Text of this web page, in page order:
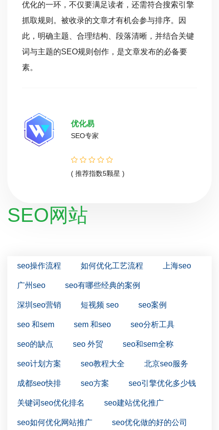
优化的一环，不仅要满足读者，还需符合搜索引擎
抓取规则。被收录的文章才有机会参与排序。因
此，明确主题、合理结构、段落清晰，并结合关键
词与主题的SEO规则创作，是文章发布的必备要
素。
优化易
SEO专家
( 推荐指数5颗星 )
SEO网站
seo操作流程 如何优化工艺流程 上海seo
广州seo seo有哪些经典的案例
深圳seo营销 短视频 seo seo案例
seo 和sem sem 和seo seo分析工具
seo的缺点 seo 外贸 seo和sem全称
seo计划方案 seo教程大全 北京seo服务
成都seo快排 seo方案 seo引擎优化多少钱
关键词seo优化排名 seo建站优化推广
seo如何优化网站推广 seo优化做的好的公司